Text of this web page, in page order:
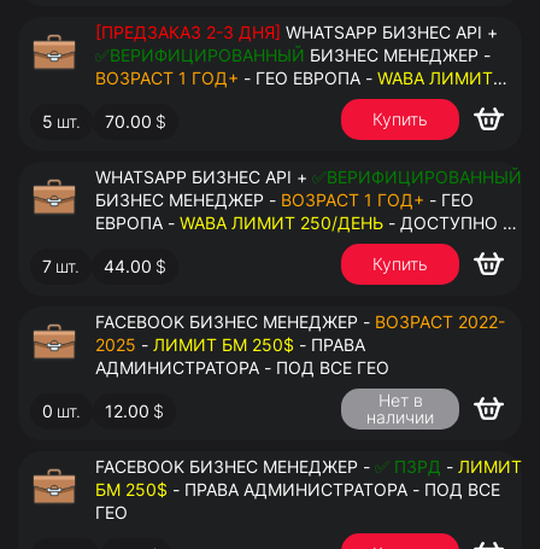
[ПРЕДЗАКАЗ 2-3 ДНЯ] WHATSAPP БИЗНЕС API +
✅ВЕРИФИЦИРОВАННЫЙ БИЗНЕС МЕНЕДЖЕР -
ВОЗРАСТ 1 ГОД+ - ГЕО ЕВРОПА - WABA ЛИМИТ
- ДОСТУПНО К ПРИВЯЗКЕ ДО 20
НОМЕРОВ - ПРАВА АДМИНИСТРАТОРА
5 шт. 70.00 $ Купить
WHATSAPP БИЗНЕС API + ✅ВЕРИФИЦИРОВАННЫЙ
БИЗНЕС МЕНЕДЖЕР - ВОЗРАСТ 1 ГОД+ - ГЕО
ЕВРОПА - WABA ЛИМИТ 250/ДЕНЬ - ДОСТУПНО К
ПРИВЯЗКЕ ДО 2 НОМЕРОВ - ПРАВА
АДМИНИСТРАТОРА
7 шт. 44.00 $ Купить
FACEBOOK БИЗНЕС МЕНЕДЖЕР - ВОЗРАСТ 2022-
2025 - ЛИМИТ БМ 250$ - ПРАВА
АДМИНИСТРАТОРА - ПОД ВСЕ ГЕО
0 шт. 12.00 $
Нет в
наличии
FACEBOOK БИЗНЕС МЕНЕДЖЕР - ✅ ПЗРД - ЛИМИТ
БМ 250$ - ПРАВА АДМИНИСТРАТОРА - ПОД ВСЕ
ГЕО